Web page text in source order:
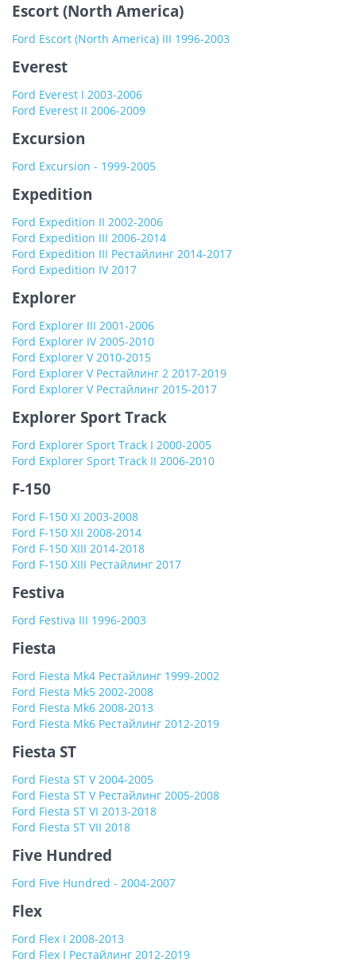
Escort (North America)
Ford Escort (North America) III 1996-2003
Everest
Ford Everest I 2003-2006
Ford Everest II 2006-2009
Excursion
Ford Excursion - 1999-2005
Expedition
Ford Expedition II 2002-2006
Ford Expedition III 2006-2014
Ford Expedition III Рестайлинг 2014-2017
Ford Expedition IV 2017
Explorer
Ford Explorer III 2001-2006
Ford Explorer IV 2005-2010
Ford Explorer V 2010-2015
Ford Explorer V Рестайлинг 2 2017-2019
Ford Explorer V Рестайлинг 2015-2017
Explorer Sport Track
Ford Explorer Sport Track I 2000-2005
Ford Explorer Sport Track II 2006-2010
F-150
Ford F-150 XI 2003-2008
Ford F-150 XII 2008-2014
Ford F-150 XIII 2014-2018
Ford F-150 XIII Рестайлинг 2017
Festiva
Ford Festiva III 1996-2003
Fiesta
Ford Fiesta Mk4 Рестайлинг 1999-2002
Ford Fiesta Mk5 2002-2008
Ford Fiesta Mk6 2008-2013
Ford Fiesta Mk6 Рестайлинг 2012-2019
Fiesta ST
Ford Fiesta ST V 2004-2005
Ford Fiesta ST V Рестайлинг 2005-2008
Ford Fiesta ST VI 2013-2018
Ford Fiesta ST VII 2018
Five Hundred
Ford Five Hundred - 2004-2007
Flex
Ford Flex I 2008-2013
Ford Flex I Рестайлинг 2012-2019